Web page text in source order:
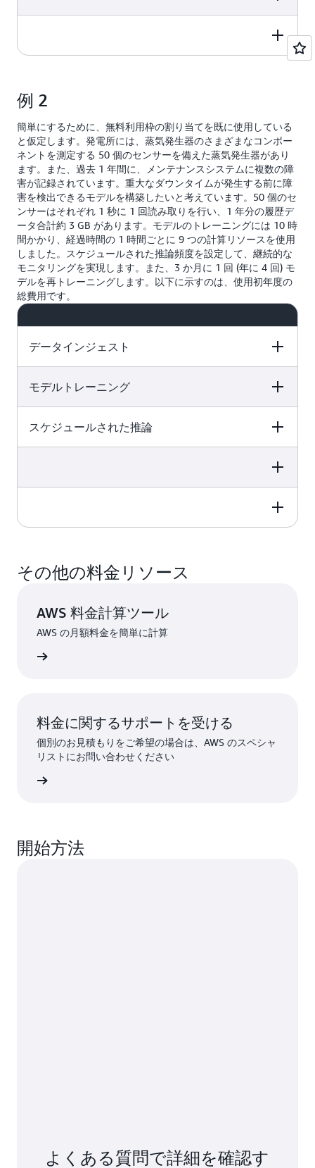
います。
で課金されますが、無料利用枠の
10 時間の経過時間をかけてトレ
また、モデルを 1 年に 4 回再トレ
ります。
250 時間分の無料のトレーニング
時間があるため、無料使用量を差
し引いた後の年間合計使用量は
110 トレーニング時間です。
1 時間あたり 0.24 USD /時間の料
金が請求されるため、無料利用枠
の利用を考慮したモデルトレーニ
ングの合計料金は次のとおりで
す。
110 トレーニング時間 x 0.24
USD/時間 = 26.40 USD。
26.40 USD
は、設定した頻度に関わらず、1
生します。 年間の合計使用量
は、24 時間/日 x 365 日/年で、
これは 1 年間で 8,760 の推論時間
になります。
無料の推論時間は 168 時間あるた
め、無料使用量を差し引いた後の
年間合計は、8,592 時間の推論時
間になります。
1 時間あたり 0.25 USD /時間の料
金が請求されるため、無料利用枠
の使用を考慮した推論の合計料金
は次のとおりです。
8,592 推論時間 x 0.25 USD/時間
2,174.00 USD
償却された月額費用: 181.17 USD
例 2
簡単にするために、無料利用枠の割り当てを既に使用している
と仮定します。発電所には、蒸気発生器のさまざまなコンポー
ネントを測定する 50 個のセンサーを備えた蒸気発生器があり
ます。また、過去 1 年間に、メンテナンスシステムに複数の障
害が記録されています。重大なダウンタイムが発生する前に障
害を検出できるモデルを構築したいと考えています。50 個のセ
ンサーはそれぞれ 1 秒に 1 回読み取りを行い、1 年分の履歴デ
ータ合計約 3 GB があります。モデルのトレーニングには 10 時
間かかり、経過時間の 1 時間ごとに 9 つの計算リソースを使用
しました。スケジュールされた推論頻度を設定して、継続的な
モニタリングを実現します。また、3 か月に 1 回 (年に 4 回) モ
デルを再トレーニングします。以下に示すのは、使用初年度の
総費用です。
データインジェスト
Price Calculation
3 GB のデータセットを取り込み
ました。
で課金されるため、データ取り込
モデルトレーニング
Price Calculation
10 時間の経過時間をかけてトレ
また、モデルを 1 年に 4 回再トレ
ります。
金が請求されるため、モデルトレ
ーニングの合計料金は次のように
なります。
360 トレーニング時間 x 0.24
スケジュールされた推論
は、設定した頻度に関わらず、1
生します。 年間合計使用量は、
24 時間/日 x 365 日/年分であ
間になります。
1 時間あたり 0.25 USD/時間の料
金が請求されるため、無料利用枠
の使用を考慮した推論の合計料金
その他の料金リソース
AWS 料金計算ツール
AWS の月額料金を簡単に計算
料金に関するサポートを受ける
個別のお見積もりをご希望の場合は、AWS のスペシャ
リストにお問い合わせください
開始方法
よくある質問で詳細を確認す